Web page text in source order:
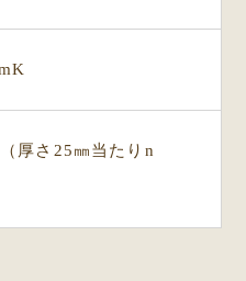
厚さ25㎜当たりn